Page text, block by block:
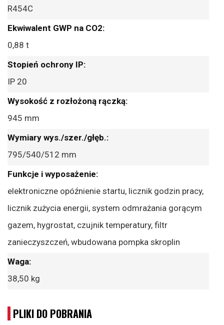
R454C
0,88 t
IP 20
945 mm
795/540/512 mm
elektroniczne opóźnienie startu, licznik godzin pracy,
licznik zużycia energii, system odmrażania gorącym
gazem, hygrostat, czujnik temperatury, filtr
zanieczyszczeń, wbudowana pompka skroplin
38,50 kg
PLIKI DO POBRANIA